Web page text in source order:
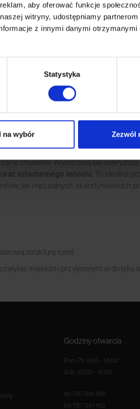
aby oferować funkcje
witryny, udostępniamy partnerom
z innymi danymi otrzymanymi
Statystyka
na wybór Zezwól
mebel. Jeśli potrzebujesz dodatkowych
z myślą o ludziach ceniących
charakter. Wyróżniają się
szlachetnego tencelu
. To idealna
jak i naturalnych, skandynawskich
strukturę runa)
miękkim i przyjemnym w dotyku
Godziny otwarcia
Pon.-Pt. 9:00 – 18:00
Sob. 10:00 – 16:00
tel: 787 091 180
tel: 787 091 182